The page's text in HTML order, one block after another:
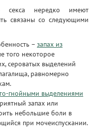
секса нередко имеют
связаны со следующими
– запах из
того некоторое
сероватых выделений
равномерно
гнойными выделениями
запах или
небольшие боли в
при мочеиспускании.